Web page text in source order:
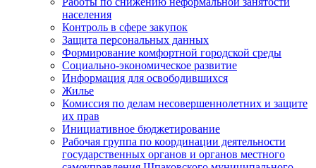
населения
Контроль в сфере закупок
Защита персональных данных
Формирование комфортной городской среды
Социально-экономическое развитие
Информация для освободившихся
Жилье
Комиссия по делам несовершеннолетних и защите
их прав
Инициативное бюджетирование
Рабочая группа по координации деятельности
государственных органов и органов местного